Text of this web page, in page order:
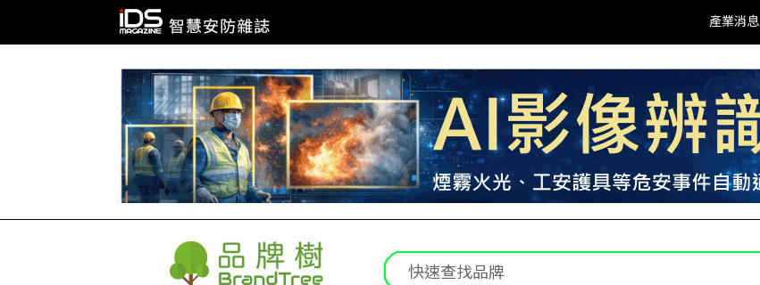
產業消息